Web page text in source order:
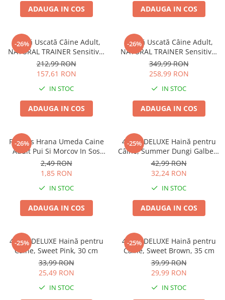
ADAUGA IN COS ADAUGA IN COS
-26%
Hrană Uscată Câine Adult,
NATURAL TRAINER Sensitive,
Talie Mică, Vită și Orez, 7kg
212,99 RON
157,61 RON
IN STOC
ADAUGA IN COS
-26%
Hrană Uscată Câine Adult,
NATURAL TRAINER Sensitive,
Fără Gluten, Talie
Medie/Mare, Rață, 12kg
349,99 RON
258,99 RON
IN STOC
ADAUGA IN COS
-26%
Friskies Hrana Umeda Caine
Adult Pui Si Morcov In Sos
100g
2,49 RON
1,85 RON
IN STOC
ADAUGA IN COS
-25%
4DOG DELUXE Haină pentru
Câine, Summer Dungi Galben,
35 cm
42,99 RON
32,24 RON
IN STOC
ADAUGA IN COS
-25%
4DOG DELUXE Haină pentru
Câine, Sweet Pink, 30 cm
33,99 RON
25,49 RON
IN STOC
-25%
4DOG DELUXE Haină pentru
Câine, Sweet Brown, 35 cm
39,99 RON
29,99 RON
IN STOC